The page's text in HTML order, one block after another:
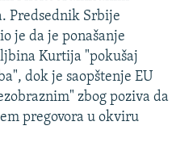
Predsednik Srbije
je da je ponašanje
Kurtija "pokušaj
dok je saopštenje EU
zbog poziva da
pregovora u okviru